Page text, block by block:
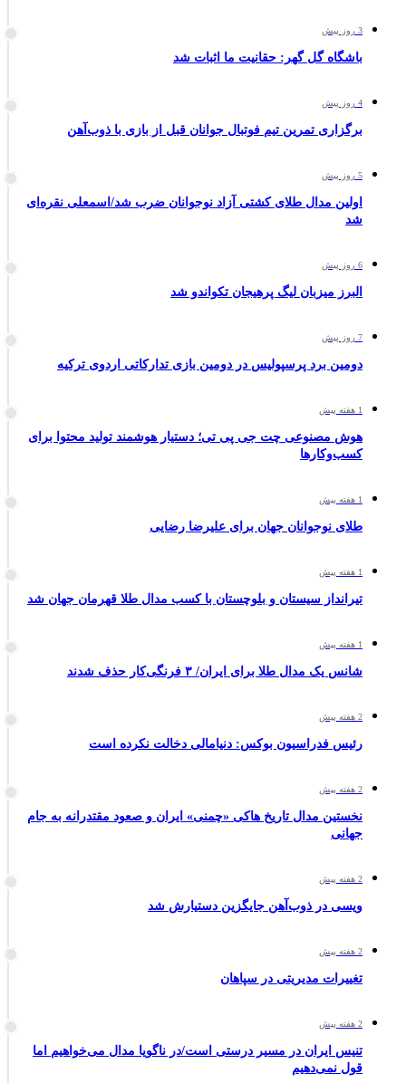
3 روز پیش
باشگاه گل گهر: حقانیت ما اثبات شد
4 روز پیش
برگزاری تمرین تیم فوتبال جوانان قبل از بازی با ذوب‌آهن
5 روز پیش
اولین مدال طلای کشتی آزاد نوجوانان ضرب شد/اسمعلی نقره‌ای
شد
6 روز پیش
البرز میزبان لیگ پرهیجان تکواندو شد
7 روز پیش
دومین برد پرسپولیس در دومین بازی تدارکاتی اردوی ترکیه
1 هفته پیش
هوش مصنوعی چت جی پی تی؛ دستیار هوشمند تولید محتوا برای
کسب‌وکارها
1 هفته پیش
طلای نوجوانان جهان برای علیرضا رضایی
1 هفته پیش
تیرانداز سیستان و بلوچستان با کسب مدال طلا قهرمان جهان شد
1 هفته پیش
شانس یک مدال طلا برای ایران/ ۳ فرنگی‌کار حذف شدند
2 هفته پیش
رئیس فدراسیون بوکس: دنیامالی دخالت نکرده است
2 هفته پیش
نخستین مدال تاریخ هاکی «چمنی» ایران و صعود مقتدرانه به جام
جهانی
2 هفته پیش
ویسی در ذوب‌آهن جایگزین دستیارش شد
2 هفته پیش
تغییرات مدیریتی در سپاهان
2 هفته پیش
تنیس ایران در مسیر درستی است/در ناگویا مدال می‌خواهیم اما
قول نمی‌دهیم